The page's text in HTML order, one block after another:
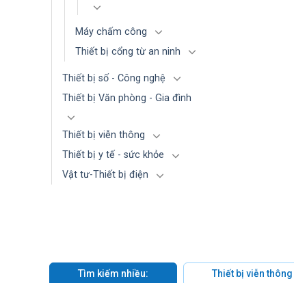
Máy chấm công
Thiết bị cổng từ an ninh
Thiết bị số - Công nghệ
Thiết bị Văn phòng - Gia đình
Thiết bị viễn thông
Thiết bị y tế - sức khỏe
Vật tư-Thiết bị điện
Tìm kiếm nhiều: Thiết bị viễn thông